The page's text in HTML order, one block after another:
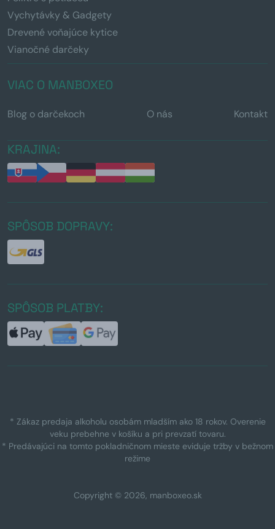
Vychytávky & Gadgety
Drevené voňajúce kytice
Vianočné darčeky
VIAC O MANBOXEO
Blog o darčekoch O nás Kontakt
KRAJINA:
SPÔSOB DOPRAVY:
SPÔSOB PLATBY:
* Zákaz predaja alkoholu osobám mladším ako 18 rokov. Overenie
veku prebehne v košíku a pri prevzatí tovaru.
* Predávajúci na tomto pokladničnom mieste eviduje tržby v bežnom
režime
Copyright © 2026, manboxeo.sk